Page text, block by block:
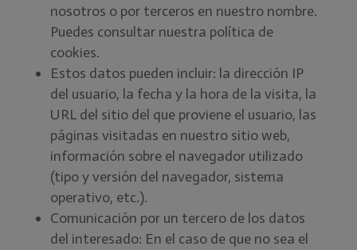
nosotros o por terceros en nuestro nombre.
Puedes consultar nuestra política de
cookies.
Estos datos pueden incluir: la dirección IP
del usuario, la fecha y la hora de la visita, la
URL del sitio del que proviene el usuario, las
páginas visitadas en nuestro sitio web,
información sobre el navegador utilizado
(tipo y versión del navegador, sistema
operativo, etc.).
Comunicación por un tercero de los datos
del interesado: En el caso de que no sea el